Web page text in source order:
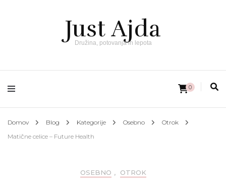
Just Ajda
Družina, potovanja in lepota
0
Domov Blog Kategorije Osebno
Otrok
Matične celice – Future Health
OSEBNO , OTROK